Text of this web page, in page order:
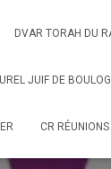
DVAR TORAH DU
JUIF DE
CR